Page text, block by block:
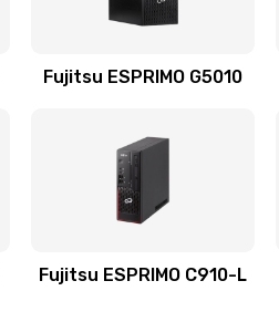
Fujitsu ESPRIMO G5010
Fujitsu ESPRIMO C910-L